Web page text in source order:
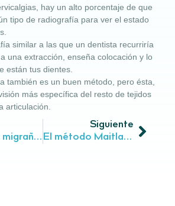
hay un alto porcentaje de que
tipo de radiografía para ver el estado
similar a las que un dentista recurriría
una extracción, enseña colocación y lo
están tus dientes.
también es un buen método, pero ésta,
más específica del resto de tejidos
articulación.
¿Qué es la migraña, qué tipos hay, y cuáles son sus síntomas?
Siguiente
El método Maitland